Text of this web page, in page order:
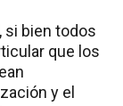
si bien todos
que los
y el